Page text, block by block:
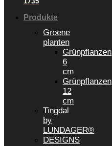
Produkte
Groene
planten
Grünpflanzen
6
cm
Grünpflanzen
12
cm
Tingdal
by
LUNDAGER®
DESIGNS